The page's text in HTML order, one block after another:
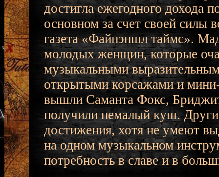
достигла ежегодного дохода
основном за счет своей силы
газета «Файнэншл таймс».
молодых женщин, которые
музыкальными
открытыми корсажами и
вышли Саманта Фокс,
получили немалый куш.
достижения, хотя не умеют
на одном музыкальном
потребность в славе и в